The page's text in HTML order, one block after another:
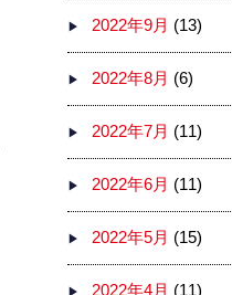
2022年9月 (13)
2022年8月 (6)
2022年7月 (11)
2022年6月 (11)
2022年5月 (15)
2022年4月 (11)